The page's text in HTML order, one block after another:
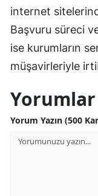
internet
Başvuru süreci
ise kurumların
müşavirleriyle
Yorumlar
Yorum Yazın (500